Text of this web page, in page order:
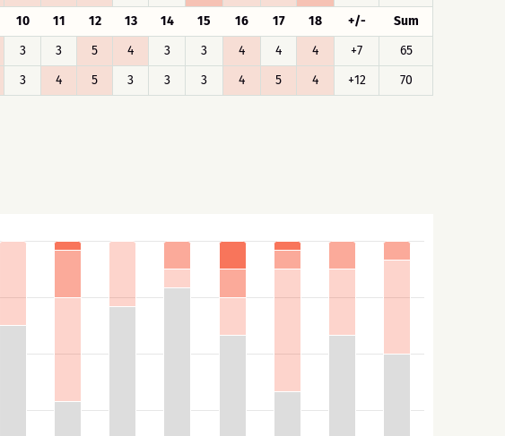
10 11 12 13 14 15 16 17 18 +/-
Sum
3 3 5 4 3 3 4 4 4 +7
65
3 4 5 3 3 3 4 5 4 +12 70